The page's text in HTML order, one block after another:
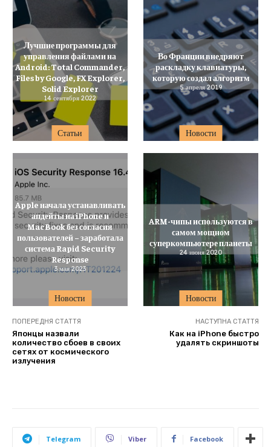
Статьи
Лучшие программы для
управления файлами на
Android: Total Commander,
Files by Google, FX Explorer,
Solid Explorer
14 сентября 2022
Новости
Во Франции внедряют
раскладку клавиатуры,
которую создал алгоритм
5 апреля 2019
Новости
Apple начала устанавливать
апдейты на iPhone и
MacBook без согласия
пользователей – заработала
система Rapid Security
Response
3 мая 2023
Новости
ARM-чипы используются в
самом мощном
суперкомпьютере планеты
24 июня 2020
ПОПЕРЕДНЯ СТАТТЯ
Японцы назвали
количество сбоев в своих
сетях от космического
излучения
НАСТУПНА СТАТТЯ
Как на iPhone быстро
удалять скриншоты
Telegram Viber Facebook